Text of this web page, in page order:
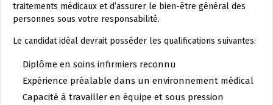
traitements médicaux et d’assurer le bien-être général des
personnes sous votre responsabilité.
Le candidat idéal devrait posséder les qualifications suivantes:
Diplôme en soins infirmiers reconnu
Expérience préalable dans un environnement médical
Capacité à travailler en équipe et sous pression